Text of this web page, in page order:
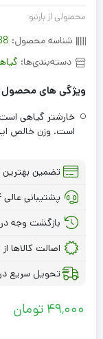
محصولی از بارنبو
شناسه محصول:
دسته‌بندی‌ها:
ویژگی های
خارشتر گیاهی است
است. وزن خالص این
تضمین بهترین
پشتیبانی عالی ۲۴ ساعته، ۷ روز هفته
بازگشت وجه
اصالت کالاها از
تحویل سریع
49,000 تومان